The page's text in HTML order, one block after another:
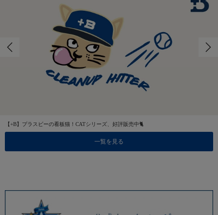
【+B】プラスビーの看板猫！CATシリーズ、好評販売中🐈
一覧を見る